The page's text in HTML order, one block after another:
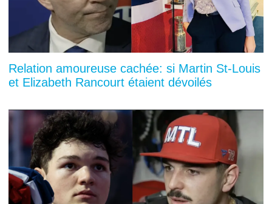
Relation amoureuse cachée: si Martin St-Louis
et Elizabeth Rancourt étaient dévoilés